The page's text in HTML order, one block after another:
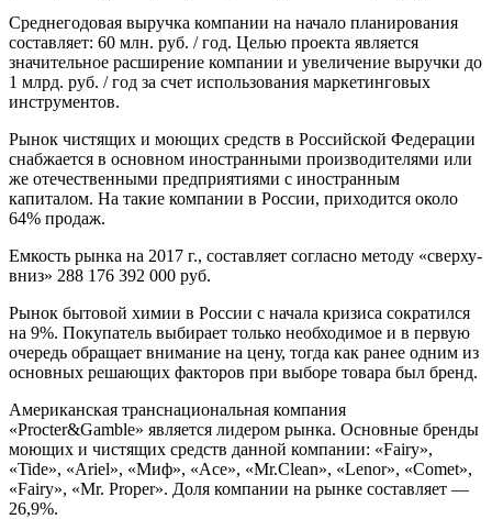
Среднегодовая выручка компании на начало планирования
составляет: 60 млн. руб. / год. Целью проекта является
значительное расширение компании и увеличение выручки до
1 млрд. руб. / год за счет использования маркетинговых
инструментов.
Рынок чистящих и моющих средств в Российской Федерации
снабжается в основном иностранными производителями или
же отечественными предприятиями с иностранным
капиталом. На такие компании в России, приходится около
64% продаж.
Емкость рынка на 2017 г., составляет согласно методу «сверху-
вниз» 288 176 392 000 руб.
Рынок бытовой химии в России с начала кризиса сократился
на 9%. Покупатель выбирает только необходимое и в первую
очередь обращает внимание на цену, тогда как ранее одним из
основных решающих факторов при выборе товара был бренд.
Американская транснациональная компания
«Procter&Gamble» является лидером рынка. Основные бренды
моющих и чистящих средств данной компании: «Fairy»,
«Tide», «Ariel», «Миф», «Ace», «Mr.Clean», «Lenor», «Comet»,
«Fairy», «Mr. Proper». Доля компании на рынке составляет —
26,9%.